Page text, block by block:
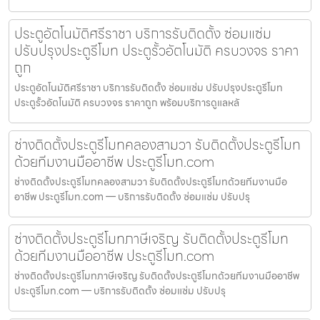
ประตูอัตโนมัติศรีราชา บริการรับติดตั้ง ซ่อมแซ่ม
ปรับปรุงประตูรีโมท ประตูรั้วอัตโนมัติ ครบวงจร ราคา
ถูก
ประตูอัตโนมัติศรีราชา บริการรับติดตั้ง ซ่อมแซ่ม ปรับปรุงประตูรีโมท
ประตูรั้วอัตโนมัติ ครบวงจร ราคาถูก พร้อมบริการดูแลหลั
ช่างติดตั้งประตูรีโมทคลองสามวา รับติดตั้งประตูรีโมท
ด้วยทีมงานมืออาชีพ ประตูรีโมท.com
ช่างติดตั้งประตูรีโมทคลองสามวา รับติดตั้งประตูรีโมทด้วยทีมงานมือ
อาชีพ ประตูรีโมท.com — บริการรับติดตั้ง ซ่อมแซ่ม ปรับปรุ
ช่างติดตั้งประตูรีโมทภาษีเจริญ รับติดตั้งประตูรีโมท
ด้วยทีมงานมืออาชีพ ประตูรีโมท.com
ช่างติดตั้งประตูรีโมทภาษีเจริญ รับติดตั้งประตูรีโมทด้วยทีมงานมืออาชีพ
ประตูรีโมท.com — บริการรับติดตั้ง ซ่อมแซ่ม ปรับปรุ